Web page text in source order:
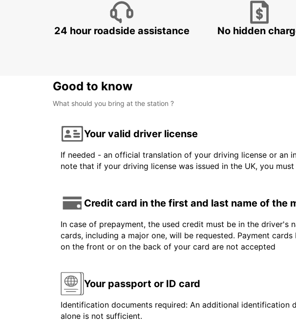
24 hour roadside assistance No hidden
Good to know
What should you bring at the station ?
Your valid driver license
If needed - an official translation of your driving license or an
note that if your driving license was issued in the UK, you
Credit card in the first and last name of the
In case of prepayment, the used credit must be in the driver's
cards, including a major one, will be requested. Payment
on the front or on the back of your card are not accepted
Your passport or ID card
Identification documents required: An additional identification
alone is not sufficient.